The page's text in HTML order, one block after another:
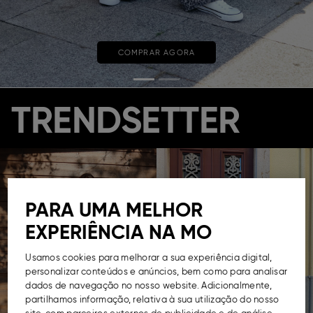
COMPRAR AGORA
TRENDSETTER
PARA UMA MELHOR
EXPERIÊNCIA NA MO
Usamos cookies para melhorar a sua experiência digital,
personalizar conteúdos e anúncios, bem como para analisar
dados de navegação no nosso website. Adicionalmente,
partilhamos informação, relativa à sua utilização do nosso